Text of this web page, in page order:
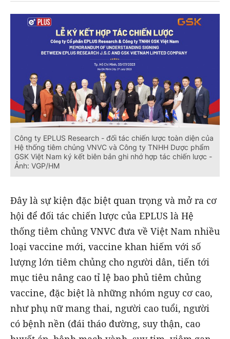
Công ty EPLUS Research - đối tác chiến lược toàn diện của
Hệ thống tiêm chủng VNVC và Công ty TNHH Dược phẩm
GSK Việt Nam ký kết biên bản ghi nhớ hợp tác chiến lược -
Ảnh: VGP/HM
Đây là sự kiện đặc biệt quan trọng và mở ra cơ
hội để đối tác chiến lược của EPLUS là Hệ
thống tiêm chủng VNVC đưa về Việt Nam nhiều
loại vaccine mới, vaccine khan hiếm với số
lượng lớn tiêm chủng cho người dân, tiến tới
mục tiêu nâng cao tỉ lệ bao phủ tiêm chủng
vaccine, đặc biệt là những nhóm nguy cơ cao,
như phụ nữ mang thai, người cao tuổi, người
có bệnh nền (đái tháo đường, suy thận, cao